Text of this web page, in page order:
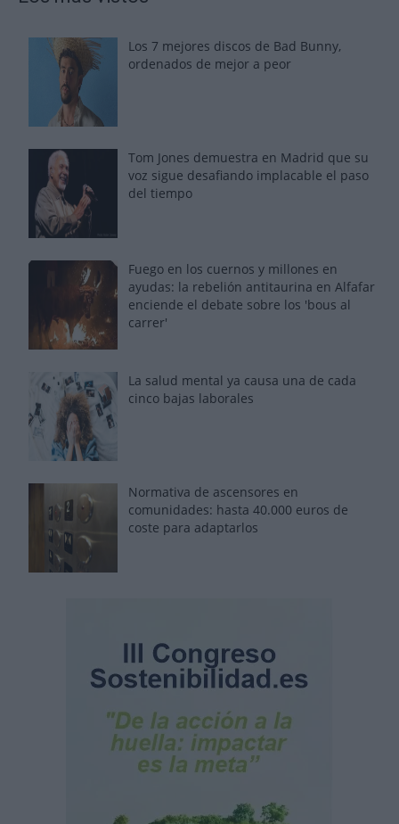
Los 7 mejores discos de Bad Bunny,
ordenados de mejor a peor
Tom Jones demuestra en Madrid que su
voz sigue desafiando implacable el paso
del tiempo
Fuego en los cuernos y millones en
ayudas: la rebelión antitaurina en Alfafar
enciende el debate sobre los 'bous al
carrer'
La salud mental ya causa una de cada
cinco bajas laborales
Normativa de ascensores en
comunidades: hasta 40.000 euros de
coste para adaptarlos